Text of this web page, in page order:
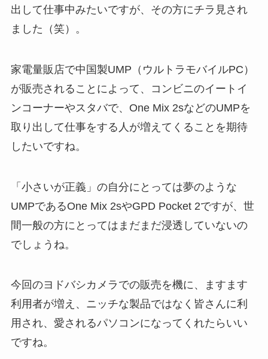
出して仕事中みたいですが、その方にチラ見され
ました（笑）。
家電量販店で中国製UMP（ウルトラモバイルPC）
が販売されることによって、コンビニのイートイ
ンコーナーやスタバで、One Mix 2sなどのUMPを
取り出して仕事をする人が増えてくることを期待
したいですね。
「小さいが正義」の自分にとっては夢のような
UMPであるOne Mix 2sやGPD Pocket 2ですが、世
間一般の方にとってはまだまだ浸透していないの
でしょうね。
今回のヨドバシカメラでの販売を機に、ますます
利用者が増え、ニッチな製品ではなく皆さんに利
用され、愛されるパソコンになってくれたらいい
ですね。